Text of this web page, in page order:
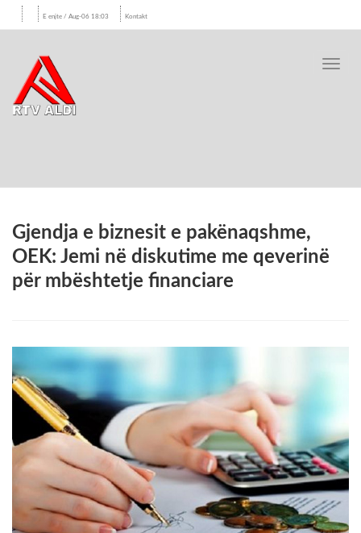
E enjte / Aug-06 18:03 Kontakt
​Gjendja e biznesit e pakënaqshme,
OEK: Jemi në diskutime me qeverinë
për mbështetje financiare